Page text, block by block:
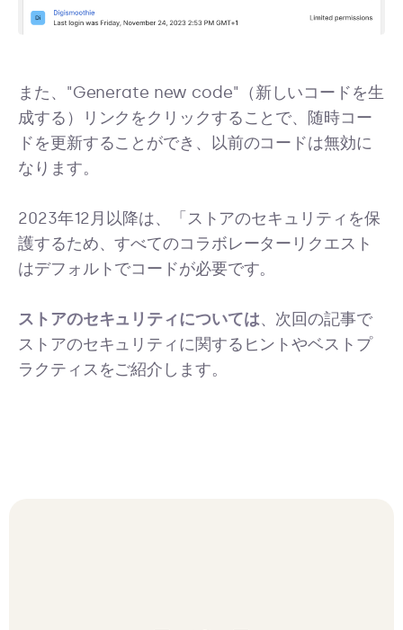
また、"Generate new code"（新しいコードを生
成する）リンクをクリックすることで、随時コー
ドを更新することができ、以前のコードは無効に
なります。
2023年12月以降は、「ストアのセキュリティを保
護するため、すべてのコラボレーターリクエスト
はデフォルトでコードが必要です。
ストアのセキュリティについては、次回の記事で
ストアのセキュリティに関するヒントやベストプ
ラクティスをご紹介します。